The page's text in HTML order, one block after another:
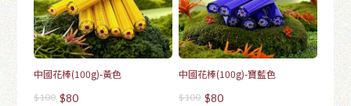
中國花棒(100g)-黃色
$100 $80
中國花棒(100g)-寶藍色
$100 $80